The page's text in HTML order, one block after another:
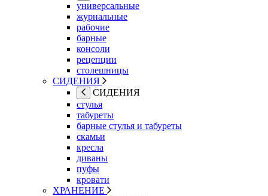
универсальные
журнальные
рабочие
барные
консоли
рецепции
столешницы
СИДЕНИЯ
СИДЕНИЯ
стулья
табуреты
барные стулья и табуреты
скамьи
кресла
диваны
пуфы
кровати
ХРАНЕНИЕ